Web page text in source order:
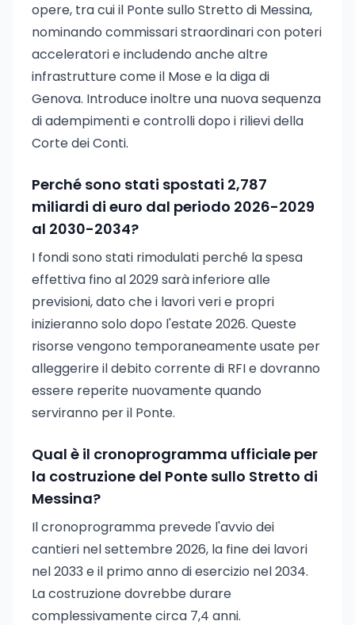
opere, tra cui il Ponte sullo Stretto di Messina,
nominando commissari straordinari con poteri
acceleratori e includendo anche altre
infrastrutture come il Mose e la diga di
Genova. Introduce inoltre una nuova sequenza
di adempimenti e controlli dopo i rilievi della
Corte dei Conti.
Perché sono stati spostati 2,787
miliardi di euro dal periodo 2026-2029
al 2030-2034?
I fondi sono stati rimodulati perché la spesa
effettiva fino al 2029 sarà inferiore alle
previsioni, dato che i lavori veri e propri
inizieranno solo dopo l'estate 2026. Queste
risorse vengono temporaneamente usate per
alleggerire il debito corrente di RFI e dovranno
essere reperite nuovamente quando
serviranno per il Ponte.
Qual è il cronoprogramma ufficiale per
la costruzione del Ponte sullo Stretto di
Messina?
Il cronoprogramma prevede l'avvio dei
cantieri nel settembre 2026, la fine dei lavori
nel 2033 e il primo anno di esercizio nel 2034.
La costruzione dovrebbe durare
complessivamente circa 7,4 anni.